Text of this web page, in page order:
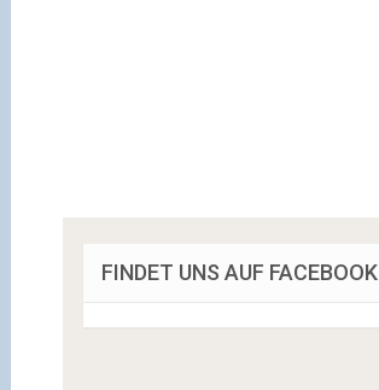
FINDET UNS AUF FACEBOOK